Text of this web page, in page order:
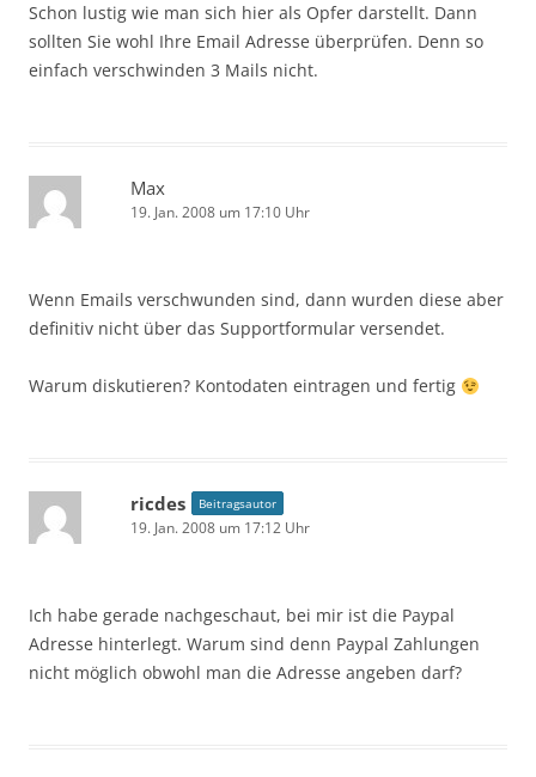
Schon lustig wie man sich hier als Opfer darstellt. Dann
sollten Sie wohl Ihre Email Adresse überprüfen. Denn so
einfach verschwinden 3 Mails nicht.
Max
19. Jan. 2008 um 17:10 Uhr
Wenn Emails verschwunden sind, dann wurden diese aber
definitiv nicht über das Supportformular versendet.
Warum diskutieren? Kontodaten eintragen und fertig
ricdes Beitragsautor
19. Jan. 2008 um 17:12 Uhr
Ich habe gerade nachgeschaut, bei mir ist die Paypal
Adresse hinterlegt. Warum sind denn Paypal Zahlungen
nicht möglich obwohl man die Adresse angeben darf?